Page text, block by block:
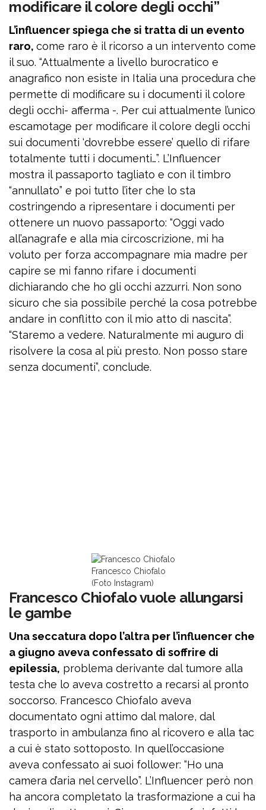
modificare il colore degli occhi”
L’influencer spiega che si tratta di un evento
raro, come raro è il ricorso a un intervento come
il suo. “Attualmente a livello burocratico e
anagrafico non esiste in Italia una procedura che
permette di modificare su i documenti il colore
degli occhi- afferma -. Per cui attualmente l’unico
escamotage per modificare il colore degli occhi
sui documenti ‘dovrebbe essere’ quello di rifare
totalmente tutti i documenti…”. L’Influencer
mostra il passaporto tagliato e con il timbro
“annullato” e poi tutto l’iter che lo sta
costringendo a ripresentare i documenti per
ottenere un nuovo passaporto: “Oggi vado
all’anagrafe e alla mia circoscrizione, mi ha
voluto per forza accompagnare mia madre per
capire se mi fanno rifare i documenti
dichiarando che ho gli occhi azzurri. Non sono
sicuro che sia possibile perché la cosa potrebbe
andare in conflitto con il mio atto di nascita”.
“Staremo a vedere. Naturalmente mi auguro di
risolvere la cosa al più presto. Non posso stare
senza documenti”, conclude.
Francesco Chiofalo
(Foto Instagram)
Francesco Chiofalo vuole allungarsi
le gambe
Una seccatura dopo l’altra per l’influencer che
a giugno aveva confessato di soffrire di
epilessia, problema derivante dal tumore alla
testa che lo aveva costretto a recarsi al pronto
soccorso. Francesco Chiofalo aveva
documentato ogni attimo dal malore, dal
trasporto in ambulanza fino al ricovero e alla tac
a cui è stato sottoposto. In quell’occasione
aveva confessato ai suoi follower: “Ho una
camera d’aria nel cervello”. L’Influencer però non
ha ancora completato la trasformazione a cui ha